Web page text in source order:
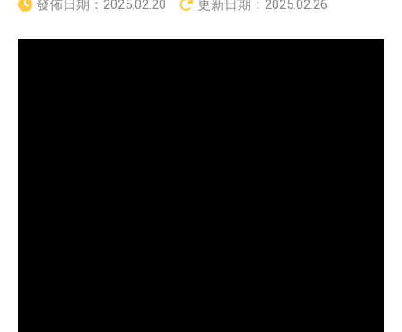
發佈日期： 2025.02.20 更新日期： 2025.02.26